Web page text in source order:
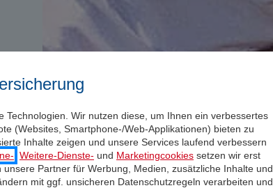
Technologien. Wir nutzen diese, um Ihnen ein verbessertes
(Websites, Smartphone-/Web-Applikationen) bieten zu
Inhalte zeigen und unsere Services laufend verbessern
Weitere-Dienste- und Marketingcookies setzen wir erst
Partner für Werbung, Medien, zusätzliche Inhalte und
mit ggf. unsicheren Datenschutzregeln verarbeiten und